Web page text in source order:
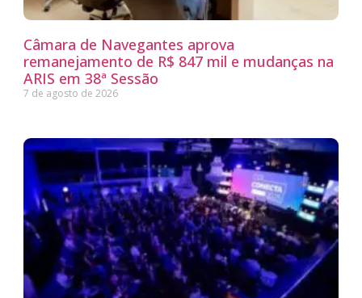
Câmara de Navegantes aprova
remanejamento de R$ 847 mil e mudanças na
ARIS em 38ª Sessão
7 de agosto de 2026